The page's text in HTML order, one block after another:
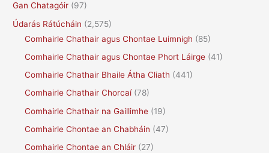
Gan Chatagóir (97)
Údarás Rátúcháin (2,575)
Comhairle Chathair agus Chontae Luimnigh (85)
Comhairle Chathair agus Chontae Phort Láirge (41)
Comhairle Chathair Bhaile Átha Cliath (441)
Comhairle Chathair Chorcaí(78)
Comhairle Chathair na Gaillimhe (19)
Comhairle Chontae an Chabháin (47)
Comhairle Chontae an Chláir (27)